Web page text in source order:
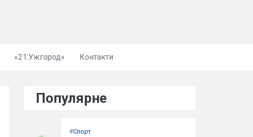
«21:Ужгород» Контакти
Популярне
#Спорт